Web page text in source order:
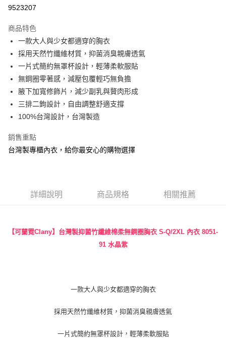
悠遊付
全盈+PAY
AFTEE先享後付
相關說明
【關於「AFTEE先享後付」】
AFTEE先享後付是「在收到商品之後才付款」的支付方式。 讓您購物簡單
便利好安心！
１．簡單：不需註冊會員、不需綁卡、不需儲值。
３．安心：先確認商品／服務後，再付款。
３．收到繳費通知簡訊後14天內，點擊此簡訊中的連結，可透過四大超商／
後付繳納相關費用。
※ 交易是否成功請以「AFTEE先享後付 」之結帳頁面顯示為準，若有關於
是否繳費成功／繳費後需取消欲退款等相關疑問，請聯繫「AFTEE先享後付
１．透過由恩沛科技股份有限公司提供之「AFTEE先享後付」服務完成之交
易，需依本服務之必要範圍內提供個人資料，並將交易相關給付款項請求債
２．關於個人資料處理事宜，請瀏覽以下網址：
３．未成年的使用者請事先徵得法定代理人或監護人之同意方可使用
「AFTEE先享後付」，若未經同意申辦者引起之損失，本公司不負相關責
ATM付款
全家付款取貨
每筆NT$90，滿NT$888(含以上)免運費
每筆NT$90，滿NT$888(含以上)免運費
每筆NT$90，滿NT$1,000(含以上)免運費
9523207
商品特色
一款大人與少女都適穿的胸衣
採用天然竹纖維材質，抑菌消臭親膚透氣
一片式簡約無罩杯設計，輕薄柔軟服貼
無鋼圈零著感，減壓包覆輕巧無負擔
腋下加寬修飾片，減少副乳與贅肉形成
三排二鉤設計，自由調整舒適支撐
100%台灣設計，台灣製造
銷售重點
台灣製專櫃內衣，給你最安心的購物選擇
詳細說明 商品規格 相關推薦
【可蘭霓Clany】台灣製抑菌竹纖維棉柔無鋼圈胸衣 S-Q/2XL 內衣 8051-
91 水晶紫
一款大人與少女都適穿的胸衣
採用天然竹纖維材質，抑菌消臭親膚透氣
一片式簡約無罩杯設計，輕薄柔軟服貼